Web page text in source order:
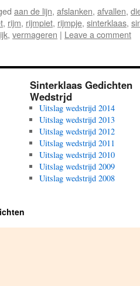
aan de lijn, afslanken, afvallen,
, rijm, rijmpiet, rijmpje, sinterklaas,
, vermageren | Leave a comment
Sinterklaas Gedichten
Wedstrjd
Uitslag wedstrijd 2014
Uitslag wedstrijd 2013
Uitslag wedstrijd 2012
Uitslag wedstrijd 2011
Uitslag wedstrijd 2010
Uitslag wedstrijd 2009
Uitslag wedstrijd 2008